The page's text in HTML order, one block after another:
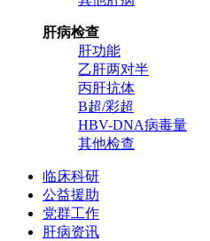
肝病检查
肝功能
乙肝两对半
丙肝抗体
B超/彩超
HBV-DNA病毒量
其他检查
临床科研
公益援助
党群工作
肝病资讯